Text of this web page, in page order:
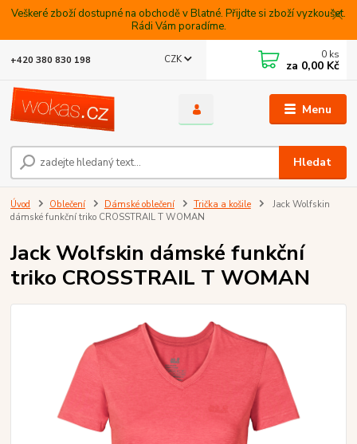
Veškeré zboží dostupné na obchodě v Blatné. Přijdte si zboží vyzkoušet.
Rádi Vám poradíme.
Menu
CZK
Hledat
+420 380 830 198 0 ks
za 0,00 Kč
Úvod Oblečení Dámské oblečení Trička a košile
Jack Wolfskin
dámské funkční triko CROSSTRAIL T WOMAN
Jack Wolfskin dámské funkční
triko CROSSTRAIL T WOMAN